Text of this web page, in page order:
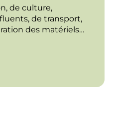
de culture,
de transport,
des matériels…